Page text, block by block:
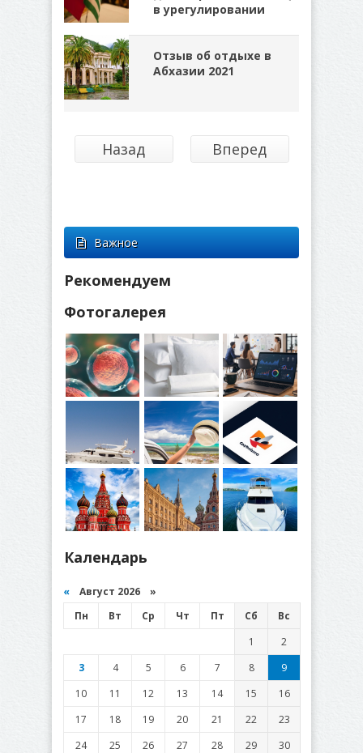
в урегулировании
Отзыв об отдыхе в
Абхазии 2021
Назад Вперед
Важное
Рекомендуем
Фотогалерея
Календарь
« Август 2026 »
Пн
Вт Ср Чт Пт Сб
Вс
1
2
3
4 5 6 7 8
9
10
11 12 13 14 15
16
17
18 19 20 21 22
23
24
25 26 27 28 29
30